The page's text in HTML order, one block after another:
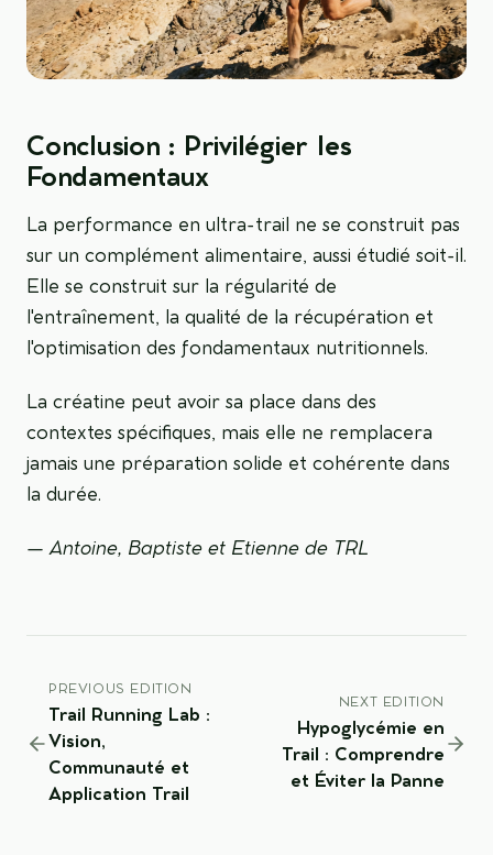
Conclusion : Privilégier les
Fondamentaux
La performance en ultra-trail ne se construit pas
sur un complément alimentaire, aussi étudié soit-il.
Elle se construit sur la régularité de
l'entraînement, la qualité de la récupération et
l'optimisation des fondamentaux nutritionnels.
La créatine peut avoir sa place dans des
contextes spécifiques, mais elle ne remplacera
jamais une préparation solide et cohérente dans
la durée.
— Antoine, Baptiste et Etienne de TRL
PREVIOUS EDITION
Trail Running Lab :
Vision,
Communauté et
Application Trail
NEXT EDITION
Hypoglycémie en
Trail : Comprendre
et Éviter la Panne